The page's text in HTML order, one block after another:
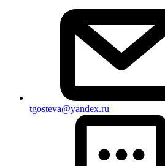
tgosteva@yandex.ru